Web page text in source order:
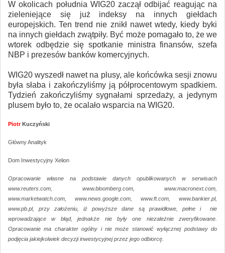
W okolicach południa WIG20 zaczął odbijać reagując na
zieleniejące się już indeksy na innych giełdach
europejskich. Ten trend nie znikł nawet wtedy, kiedy byki
na innych giełdach zwątpiły. Być może pomagało to, że we
wtorek odbędzie się spotkanie ministra finansów, szefa
NBP i prezesów banków komercyjnych.
WIG20 wyszedł nawet na plusy, ale końcówka sesji znowu
była słaba i zakończyliśmy ją półprocentowym spadkiem.
Tydzień zakończyliśmy sygnałami sprzedaży, a jedynym
plusem było to, że ocalało wsparcia na WIG20.
PiotrKuczyński
Główny Analityk
Dom Inwestycyjny Xelion
Opracowanie własne na podstawie danych opublikowanych w serwisach
www.reuters.com, www.bloomberg.com, www.macronext.com,
www.marketwatch.com, www.news.google.com, www.ft.com, www.bankier.pl,
www.pb.pl, przy założeniu, iż powyższe dane są prawidłowe, pełne i nie
wprowadzające w błąd, jednakże nie były one niezależnie zweryfikowane.
Opracowanie ma charakter ogólny i nie może stanowić wyłącznej podstawy do
podjęcia jakiejkolwiek decyzji inwestycyjnej przez jego odbiorcę.